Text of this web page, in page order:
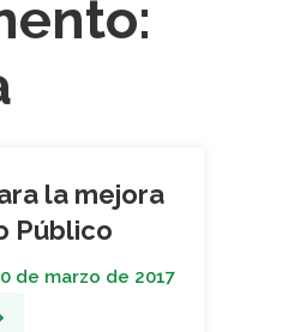
la mejora
Público
de marzo de 2017